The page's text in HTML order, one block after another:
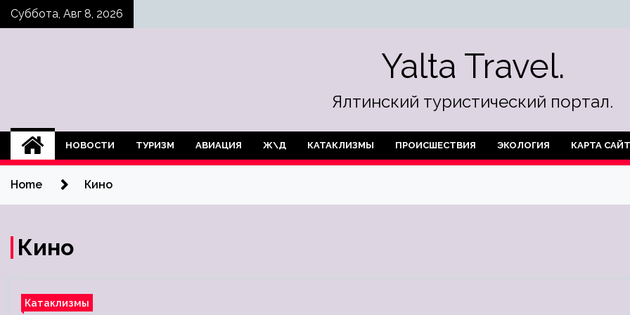
SkipСуббота, Авг 8, 2026
Yalta Travel.
Ялтинский туристический портал.
НОВОСТИ ТУРИЗМ АВИАЦИЯ Ж\Д КАТАКЛИЗМЫ ПРОИСШЕСТВИЯ ЭКОЛОГИЯ КАРТА
Home Кино
Кино
Катаклизмы